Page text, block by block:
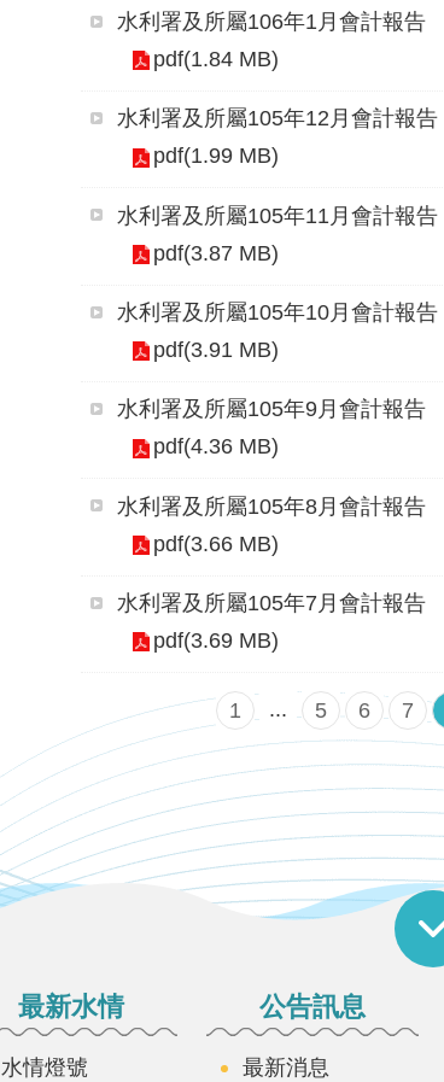
水利署及所屬106年1月會計報告
pdf(1.84 MB)
水利署及所屬105年12月會計報告
pdf(1.99 MB)
水利署及所屬105年11月會計報告
pdf(3.87 MB)
水利署及所屬105年10月會計報告
pdf(3.91 MB)
水利署及所屬105年9月會計報告
pdf(4.36 MB)
水利署及所屬105年8月會計報告
pdf(3.66 MB)
水利署及所屬105年7月會計報告
pdf(3.69 MB)
1 ... 5 6 7
最新水情
水情燈號
公告訊息
最新消息